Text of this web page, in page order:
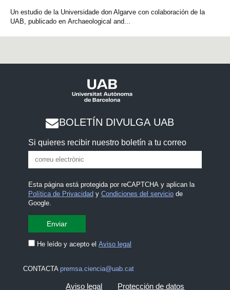
Un estudio de la Universidade don Algarve con colaboración de la
UAB, publicado en Archaeological and...
BOLETÍN DIVULGA UAB
Si quieres recibir nuestro boletín a tu correo
Esta página está protegida por reCAPTCHA y aplican la
Política de Privacidad y Condiciones del serviciode
Google.
He leído y acepto el Aviso legal
CONTACTA premsa.ciencia@uab.cat
Aviso legal Protección de datos